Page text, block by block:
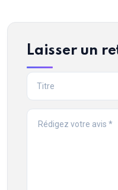
Laisser un